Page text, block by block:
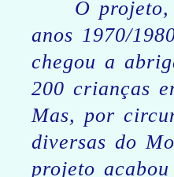
O projeto,
anos 1970/
chegou a
200 crianças
Mas, por
diversas do
projeto